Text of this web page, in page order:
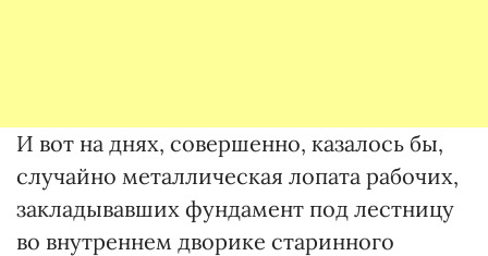
И вот на днях, совершенно, казалось бы,
случайно металлическая лопата рабочих,
закладывавших фундамент под лестницу
во внутреннем дворике старинного